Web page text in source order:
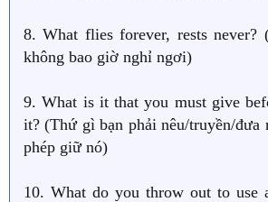
8. What flies forever, rests never?
không bao giờ nghỉ ngơi)
9. What is it that you must give
it? (Thứ gì bạn phải nêu/truyền/
phép giữ nó)
10. What do you throw out to use